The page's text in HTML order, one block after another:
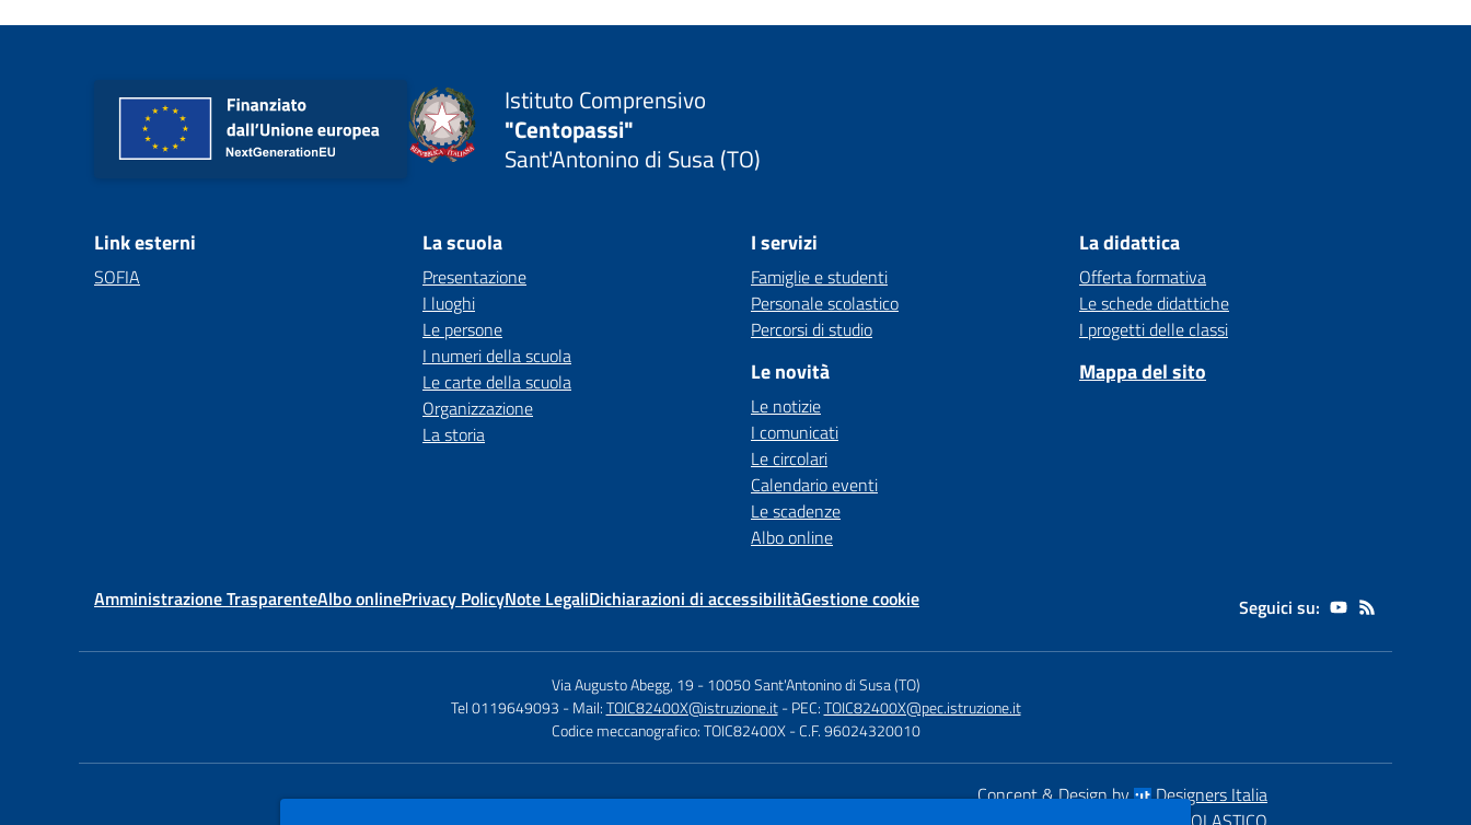
Istituto Comprensivo
"Centopassi"
Sant'Antonino di Susa (TO)
Link esterni
SOFIA
La scuola
Presentazione
I luoghi
Le persone
I numeri della scuola
Le carte della scuola
Organizzazione
La storia
I servizi
Famiglie e studenti
Personale scolastico
Percorsi di studio
Le novità
Le notizie
I comunicati
Le circolari
Calendario eventi
Le scadenze
Albo online
La didattica
Offerta formativa
Le schede didattiche
I progetti delle classi
Mappa del sito
Amministrazione TrasparenteAlbo onlinePrivacy PolicyNote LegaliDichiarazioni di accessibilitàGestione cookie Seguici su:
Via Augusto Abegg, 19 -10050 Sant'Antonino di Susa (TO)
Tel 0119649093 - Mail:TOIC82400X@istruzione.it - PEC:TOIC82400X@pec.istruzione.it
Codice meccanografico: TOIC82400X - C.F. 96024320010
Concept & Design by
Designers Italia